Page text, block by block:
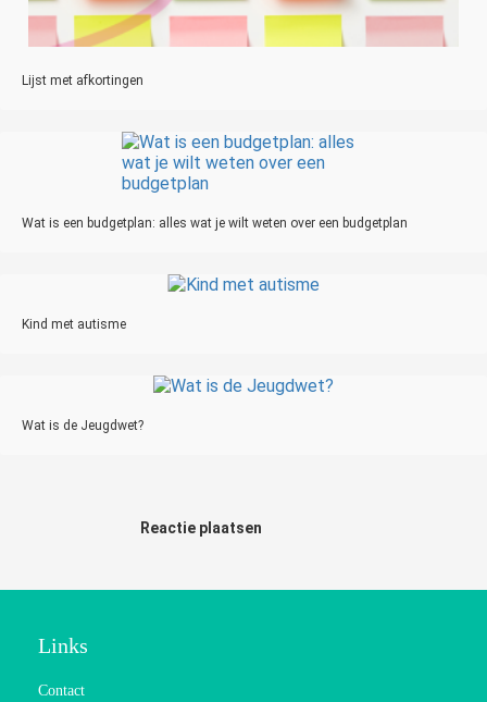
Lijst met afkortingen
Wat is een budgetplan: alles wat je wilt weten over een budgetplan
Kind met autisme
Wat is de Jeugdwet?
Reactie plaatsen
Links
Contact